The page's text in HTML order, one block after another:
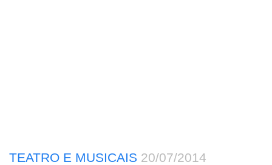
TEATRO E MUSICAIS 20/07/2014